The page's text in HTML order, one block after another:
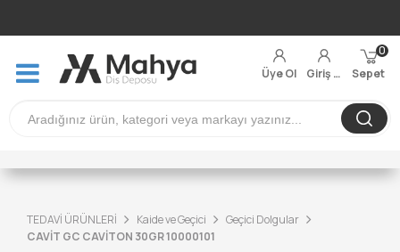
Üye Ol Giriş Yap Sepet
0
TEDAVİ ÜRÜNLERİ Kaide ve Geçici
Geçici Dolgular
CAVİT GC CAVİTON 30GR 10000101